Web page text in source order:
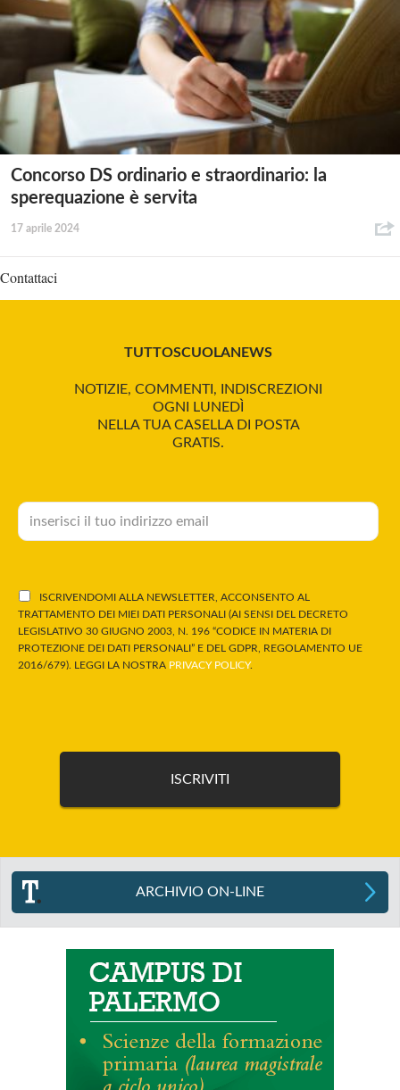
Concorso DS ordinario e straordinario: la
sperequazione è servita
17 aprile 2024
Contattaci
TUTTOSCUOLANEWS
NOTIZIE, COMMENTI, INDISCREZIONI
OGNI LUNEDÌ
NELLA TUA CASELLA DI POSTA
GRATIS.
ISCRIVENDOMI ALLA NEWSLETTER, ACCONSENTO AL
TRATTAMENTO DEI MIEI DATI PERSONALI (AI SENSI DEL DECRETO
LEGISLATIVO 30 GIUGNO 2003, N. 196 “CODICE IN MATERIA DI
PROTEZIONE DEI DATI PERSONALI” E DEL GDPR, REGOLAMENTO UE
2016/679). LEGGI LA NOSTRA PRIVACY POLICY.
ARCHIVIO ON-LINE